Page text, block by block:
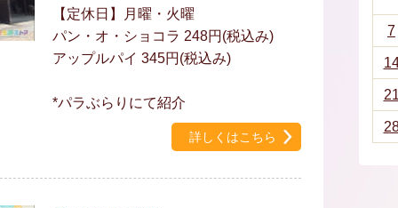
【定休日】月曜・火曜
パン・オ・ショコラ 248円(税込み)
アップルパイ 345円(税込み)
*パラぶらりにて紹介
詳しくはこちら
7